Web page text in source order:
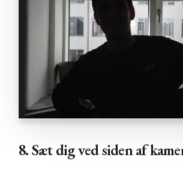
8. Sæt dig ved siden af